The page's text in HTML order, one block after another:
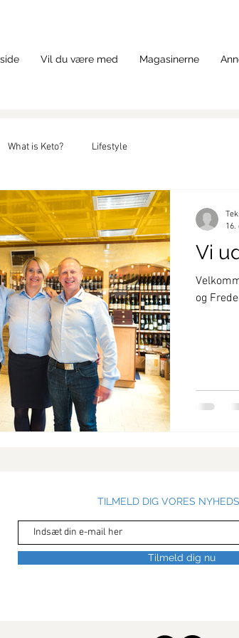
Vil du være med Magasinerne
What is Keto? Lifestyle
Vi
og
16.
TILMELD DIG VORES
Tilmeld dig nu